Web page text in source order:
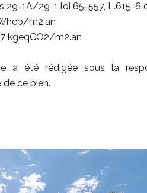
29-1A/29-1 loi 65-557, L.615-6
m2.an
kgeqCO2/m2.an
a été rédigée sous la
ce bien.